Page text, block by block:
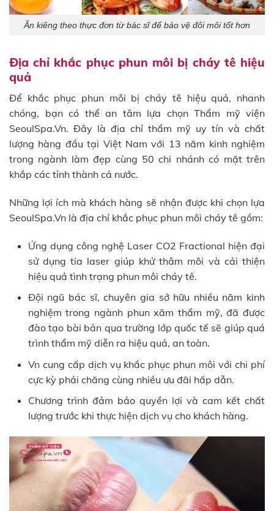
Ăn kiêng theo thực đơn từ bác sĩ để bảo vệ đôi môi tốt hơn
Địa chỉ khắc phục phun môi bị cháy tê hiệu
quả
Để khắc phục phun môi bị cháy tê hiệu quả, nhanh
chóng, bạn có thể an tâm lựa chọn Thẩm mỹ viện
SeoulSpa.Vn. Đây là địa chỉ thẩm mỹ uy tín và chất
lượng hàng đầu tại Việt Nam với 13 năm kinh nghiệm
trong ngành làm đẹp cùng 50 chi nhánh có mặt trên
khắp các tỉnh thành cả nước.
Những lợi ích mà khách hàng sẽ nhận được khi chọn lựa
SeoulSpa.Vn là địa chỉ khắc phục phun môi cháy tê gồm:
Ứng dụng công nghệ Laser CO2 Fractional hiện đại
sử dụng tia laser giúp khử thâm môi và cải thiện
hiệu quả tình trạng phun môi cháy tê.
Đội ngũ bác sĩ, chuyên gia sở hữu nhiều năm kinh
nghiệm trong ngành phun xăm thẩm mỹ, đã được
đào tạo bài bản qua trường lớp quốc tế sẽ giúp quá
trình thẩm mỹ diễn ra hiệu quả, an toàn.
Vn cung cấp dịch vụ khắc phục phun môi với chi phí
cực kỳ phải chăng cùng nhiều ưu đãi hấp dẫn.
Chương trình đảm bảo quyền lợi và cam kết chất
lượng trước khi thực hiện dịch vụ cho khách hàng.